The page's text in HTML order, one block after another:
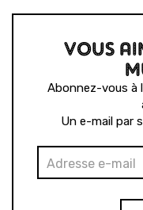
VOUS
Abonnez-vous à
Un e-mail par